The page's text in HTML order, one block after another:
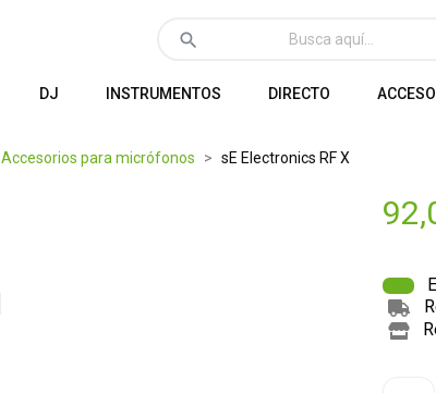
search
DJ INSTRUMENTOS DIRECTO
Accesorios para micrófonos sE Electronics RF X